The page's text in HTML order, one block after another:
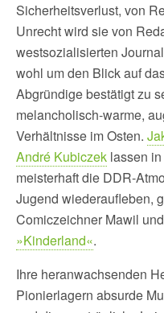
Sicherheitsverlust, von
Unrecht wird sie von
westsozialisierten
wohl um den Blick auf
Abgründige bestätigt zu
melancholisch-warme,
Verhältnisse im Osten.
André Kubiczek lassen
meisterhaft die DDR-
Jugend wiederaufleben,
Comiczeichner Mawil und
»Kinderland«.
Ihre heranwachsenden
Pionierlagern absurde